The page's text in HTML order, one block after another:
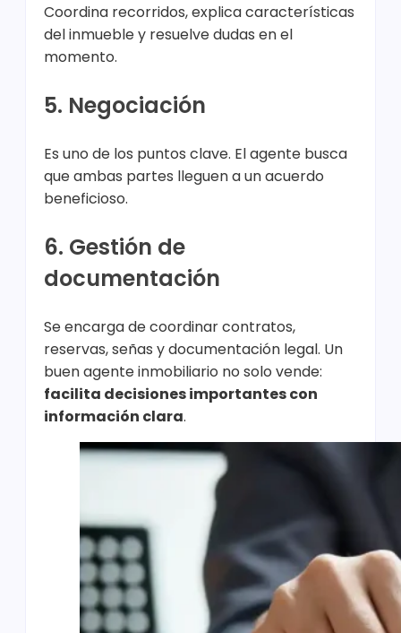
Coordina recorridos, explica características
del inmueble y resuelve dudas en el
momento.
5. Negociación
Es uno de los puntos clave. El agente busca
que ambas partes lleguen a un acuerdo
beneficioso.
6. Gestión de
documentación
Se encarga de coordinar contratos,
reservas, señas y documentación legal. Un
buen agente inmobiliario no solo vende:
facilita decisiones importantes con
información clara.